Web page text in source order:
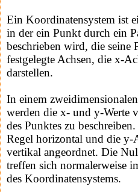
Ein Koordinatensystem ist
in der ein Punkt durch ein
beschrieben wird, die seine
festgelegte Achsen, die x-
darstellen.
In einem
werden die x- und y-Werte
des Punktes zu
Regel horizontal und die y-
vertikal angeordnet. Die
treffen sich normalerweise
des Koordinatensystems.